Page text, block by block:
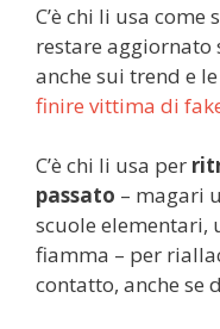
C’è chi li usa
restare
anche sui trend e
finire vittima di
C’è chi li usa per
passato – magari
scuole elementari,
fiamma – per
contatto, anche se